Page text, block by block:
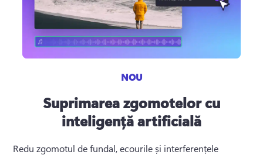
NOU
Suprimarea zgomotelor cu
inteligență artificială
Redu zgomotul de fundal, ecourile și interferențele